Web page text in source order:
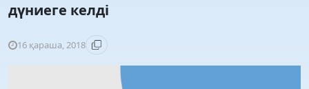
дүниеге келді
16 қараша, 2018